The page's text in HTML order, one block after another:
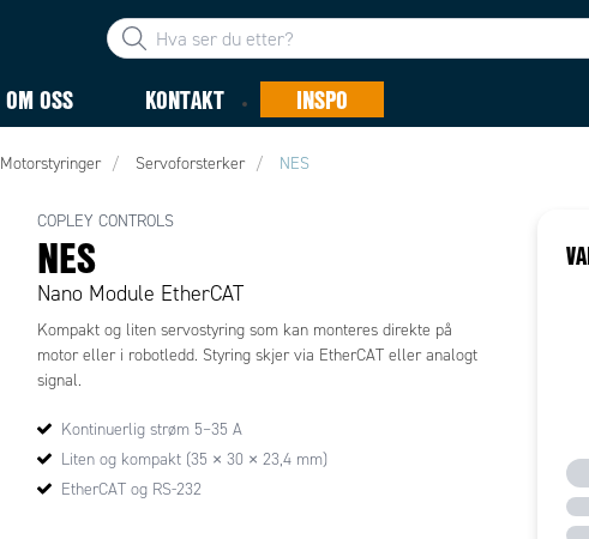
OM OSS KONTAKT INSPO
Motorstyringer Servoforsterker NES
COPLEY CONTROLS
NES
Nano Module EtherCAT
Kompakt og liten servostyring som kan monteres direkte på
motor eller i robotledd. Styring skjer via EtherCAT eller analogt
signal.
Kontinuerlig strøm 5–35 A
Liten og kompakt (35 × 30 × 23,4 mm)
EtherCAT og RS-232